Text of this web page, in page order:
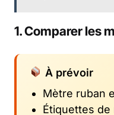
1. Comparer les
À prévoir
Mètre ruban
Étiquettes de